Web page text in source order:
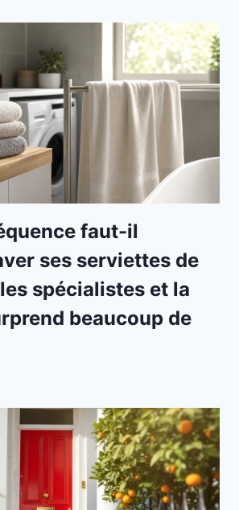
faut-il
ses serviettes de
spécialistes et la
beaucoup de